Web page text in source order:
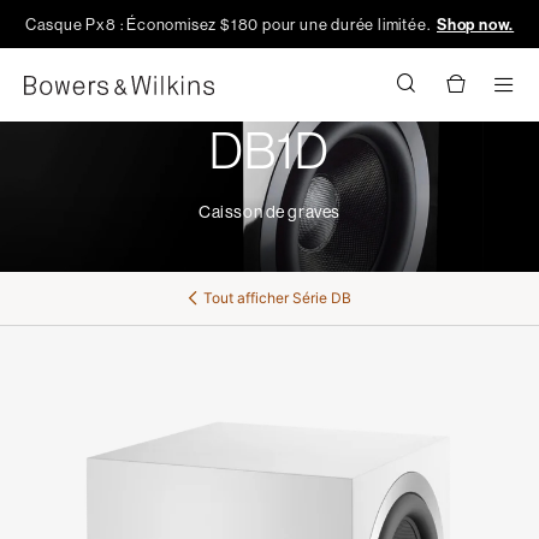
Casque Px8 : Économisez $180 pour une durée limitée. Shop now.
DB1D
Caisson de graves
Tout afficher Série DB